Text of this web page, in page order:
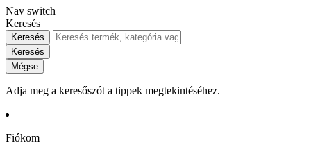
Nav switch
Keresés
Keresés
Keresés
Mégse
Adja meg a keresőszót a tippek megtekintéséhez.
Fiókom